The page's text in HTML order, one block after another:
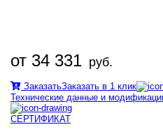
от 34 331 руб.
ЗаказатьЗаказать в 1 клик
Технические данные и
СЕРТИФИКАТ